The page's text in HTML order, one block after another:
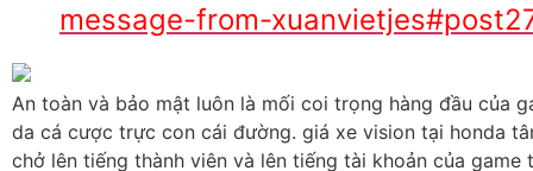
message-from-
An toàn và bảo mật luôn là mối coi trọng hàng đầu của
da cá cược trực con cái đường. giá xe vision tại honda
chở lên tiếng thành viên và lên tiếng tài khoản của game